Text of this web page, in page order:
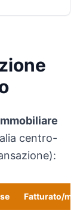
centro-
Fatturato/